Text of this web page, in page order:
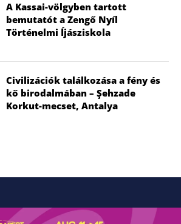
A Kassai-völgyben tartott
bemutatót a Zengő Nyíl
Történelmi Íjásziskola
Civilizációk találkozása a fény és
kő birodalmában – Şehzade
Korkut-mecset, Antalya